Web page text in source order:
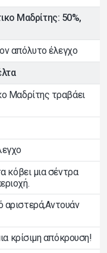
Μαδρίτης: 50%,
απόλυτο έλεγχο
Μαδρίτης τραβάει
κόβει μια σέντρα
αριστερά,Αντουάν
κρίσιμη απόκρουση!